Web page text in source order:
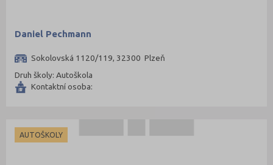
Daniel Pechmann
Sokolovská 1120/119, 32300 Plzeň
Druh školy: Autoškola
Kontaktní osoba:
AUTOŠKOLY